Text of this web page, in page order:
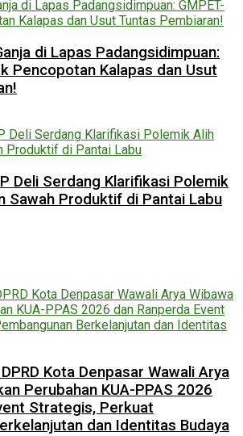
di Lapas Padangsidimpuan:
Pencopotan Kalapas dan Usut
Deli Serdang Klarifikasi Polemik
Sawah Produktif di Pantai Labu
Kota Denpasar Wawali Arya
Perubahan KUA-PPAS 2026
Strategis, Perkuat
dan Identitas Budaya